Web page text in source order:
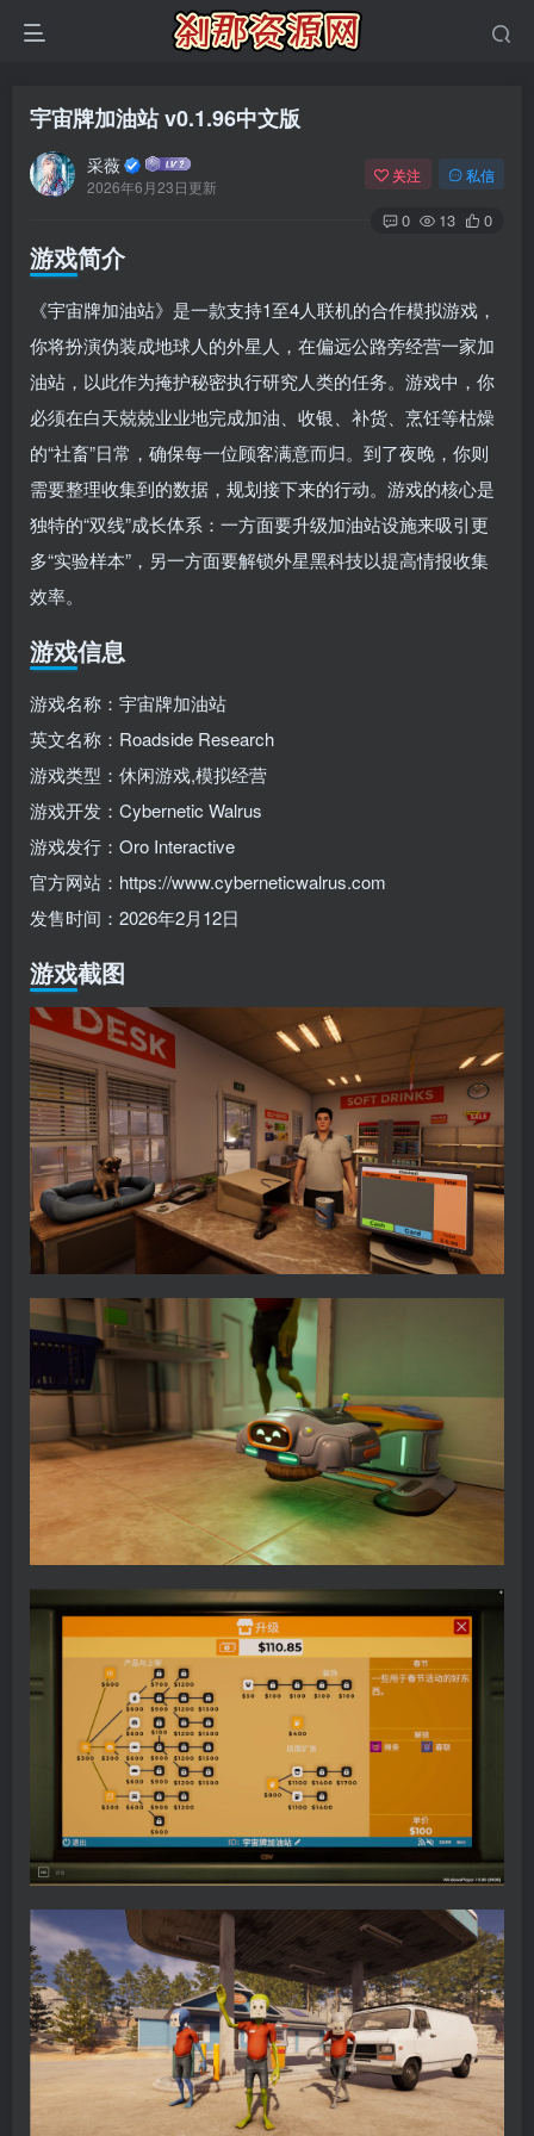
宇宙牌加油站 v0.1.96中文版
采薇
2026年6月23日更新
关注 私信
0 13 0
游戏简介
《宇宙牌加油站》是一款支持1至4人联机的合作模拟游戏，
你将扮演伪装成地球人的外星人，在偏远公路旁经营一家加
油站，以此作为掩护秘密执行研究人类的任务。游戏中，你
必须在白天兢兢业业地完成加油、收银、补货、烹饪等枯燥
的“社畜”日常，确保每一位顾客满意而归。到了夜晚，你则
需要整理收集到的数据，规划接下来的行动。游戏的核心是
独特的“双线”成长体系：一方面要升级加油站设施来吸引更
多“实验样本”，另一方面要解锁外星黑科技以提高情报收集
效率。
游戏信息
游戏名称：宇宙牌加油站
英文名称：Roadside Research
游戏类型：休闲游戏,模拟经营
游戏开发：Cybernetic Walrus
游戏发行：Oro Interactive
官方网站：https://www.cyberneticwalrus.com
发售时间：2026年2月12日
游戏截图